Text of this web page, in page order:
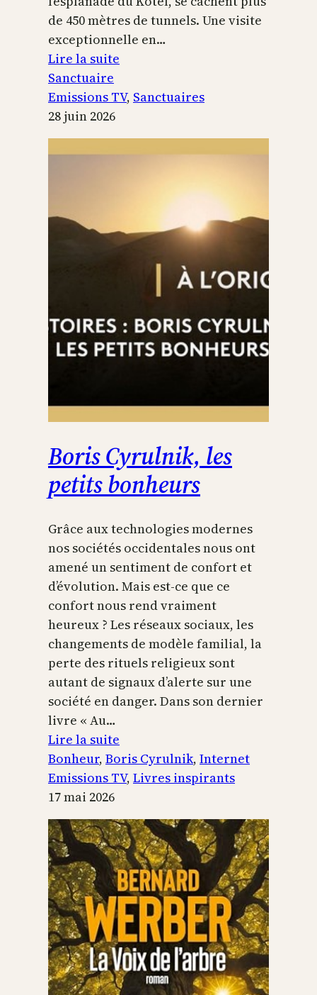
de 450 mètres de tunnels. Une visite
exceptionnelle en…
Lire la suite
Temple
Jérusalem
Sanctuaire
Emissions TV, Sanctuaires
28 juin 2026
Boris Cyrulnik, les
petits bonheurs
Grâce aux technologies modernes
nos sociétés occidentales nous ont
amené un sentiment de confort et
d’évolution. Mais est-ce que ce
confort nous rend vraiment
heureux ? Les réseaux sociaux, les
changements de modèle familial, la
perte des rituels religieux sont
autant de signaux d’alerte sur une
société en danger. Dans son dernier
livre « Au…
Lire la suite
Boris
Cyrulnik,
petits
bonheurs
Bonheur, Boris Cyrulnik, Internet
Emissions TV, Livres inspirants
17 mai 2026